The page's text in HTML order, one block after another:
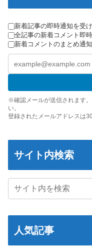
ｗｗｗｗｗｗｗｗｗｗ...
文科省が女性専用の研究
負担に苦しむ若手男性研
【ハコヅメ】 第6話 感想
【日向坂46】 藤嶌果歩
【画像】日本ってなんで
休日に甥っ子をアポなし
も見せといてw」と言う
僕のノロケ砲をお見舞いす
「フリルもリボンもたく
RPG・新イベント『バニ
【悲報】 おわり。
プラモデル【10日予約開始
新着記事の即時通知を受
全記事の新着コメント即
新着コメントのまとめ通
※確認メールが送信されます
い。
登録されたメールアドレスは
サイト内検索
人気記事